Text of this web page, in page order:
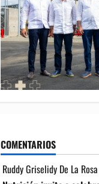
COMENTARIOS
Ruddy Griselidy De La